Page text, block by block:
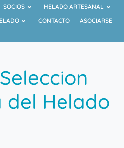
SOCIOS
HELADO ARTESANAL
CONTACTO ASOCIARSE
Seleccion
del Helado